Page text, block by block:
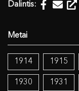
Dalintis:
1914 1915
1930 1931